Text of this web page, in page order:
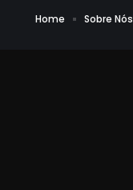
Home Sobre Nós